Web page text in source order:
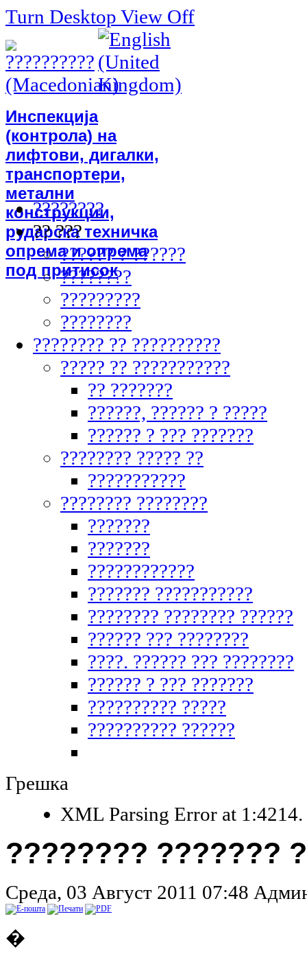
Turn Desktop View Off
Инспекција
(контрола) на
лифтови, дигалки,
транспортери,
метални
конструкции,
рударска техничка
опрема и опрема
под притисок
????????
?? ???
?????? ? ??????
????????
?????????
????????
???????? ?? ??????????
????? ?? ???????????
?? ???????
??????, ?????? ? ?????
?????? ? ??? ???????
???????? ????? ??
???????????
???????? ????????
???????
???????
????????????
??????? ???????????
???????? ???????? ??????
?????? ??? ????????
????. ?????? ??? ????????
?????? ? ??? ???????
?????????? ?????
?????????? ??????
Грешка
XML Parsing Error at
???????? ???????
Среда, 03 Август 2011 07:48
�